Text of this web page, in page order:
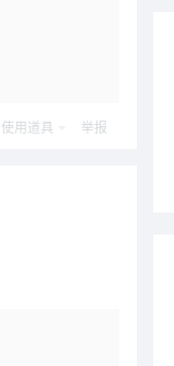
使用道具 举报